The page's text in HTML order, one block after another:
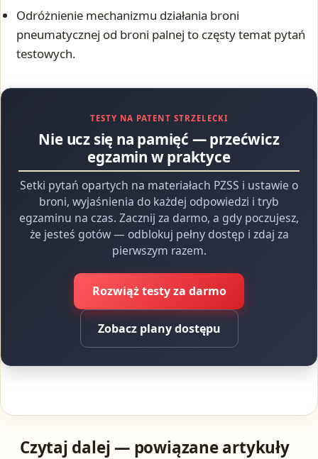
Odróżnienie mechanizmu działania broni
pneumatycznej od broni palnej to częsty temat pytań
testowych.
TESTY NA PATENT STRZELECKI
Nie ucz się na pamięć — przećwicz
egzamin w praktyce
Setki pytań opartych na materiałach PZSS i ustawie o
broni, wyjaśnienia do każdej odpowiedzi i tryb
egzaminu na czas. Zacznij za darmo, a gdy poczujesz,
że jesteś gotów — odblokuj pełny dostęp i zdaj za
pierwszym razem.
Rozwiąż testy za darmo
Zobacz plany dostępu
Czytaj dalej — powiązane artykuły